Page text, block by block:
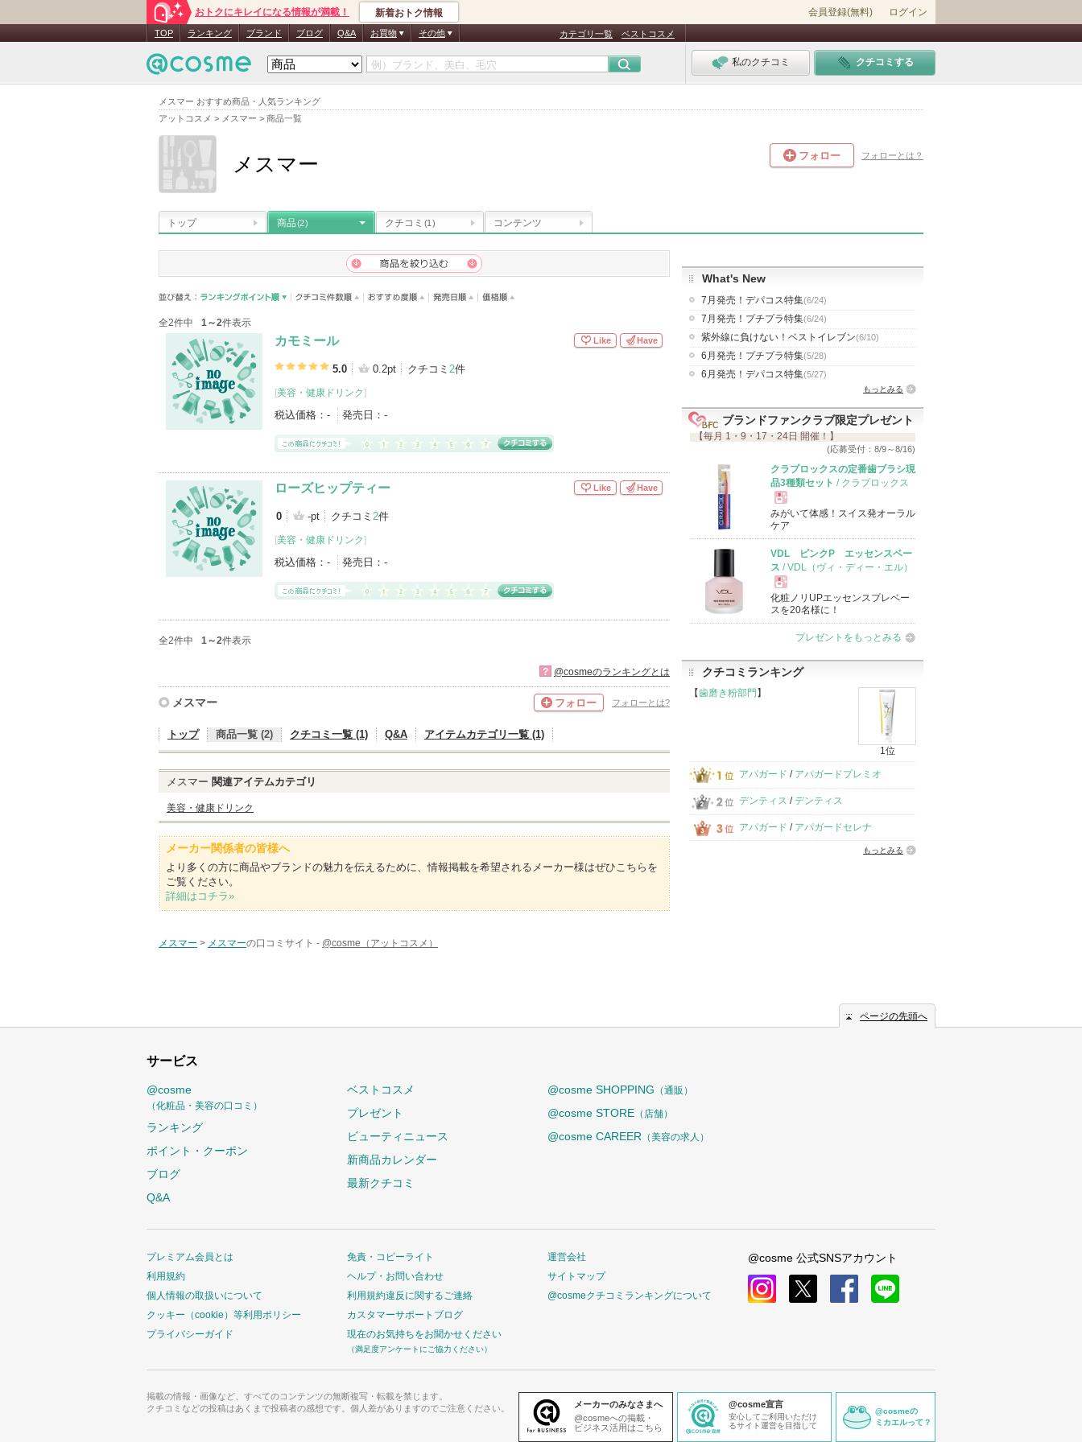
メスマー おすすめ商品・人気ランキング
アットコスメ > メスマー > 商品一覧
おトクにキレイになる情報が満載！ 新着おトク情報 会員登録(無料) ログイン
TOP ランキング ブランド ブログ Q&A お買物 その他 カテゴリ一覧 ベストコスメ
私のクチコミ クチコミする
メスマー フォロー フォローとは？
トップ 商品(2) クチコミ (1) コンテンツ
全2件中 1～2件表示
カモミール
5.0 0.2pt クチコミ 2件
[美容・健康ドリンク]
税込価格： - 発売日： -
Like Have
ローズヒップティー
0 -pt クチコミ 2件
[美容・健康ドリンク]
税込価格： - 発売日： -
Like Have
全2件中 1～2件表示
? @cosmeのランキングとは
メスマー フォロー フォローとは?
トップ 商品一覧 (2) クチコミ一覧 (1) Q&A アイテムカテゴリ一覧 (1)
メスマー 関連アイテムカテゴリ
美容・健康ドリンク
メーカー関係者の皆様へ
より多くの方に商品やブランドの魅力を伝えるために、情報掲載を希望されるメーカー様はぜひこちらを
ご覧ください。
詳細はコチラ»
メスマー > メスマーの口コミサイト - @cosme（アットコスメ）
What's New
7月発売！デパコス特集(6/24)
7月発売！プチプラ特集(6/24)
紫外線に負けない！ベストイレブン(6/10)
6月発売！プチプラ特集(5/28)
6月発売！デパコス特集(5/27)
もっとみる
ブランドファンクラブ限定プレゼント
【毎月 1・9・17・24日 開催！】
(応募受付：8/9～8/16)
クラプロックスの定番歯ブラシ現
品3種類セット / クラプロックス
現
品
みがいて体感！スイス発オーラル
ケア
VDL ピンクP エッセンスベー
ス / VDL（ヴィ・ディー・エル）
現
化粧ノリUPエッセンスプレベー
スを20名様に！
プレゼントをもっとみる
クチコミランキング
【歯磨き粉部門】
1位
アパガード / アパガードプレミオ
デンティス /デンティス
アパガード / アパガードセレナ
もっとみる
ページの先頭へ
サービス
@cosme
（化粧品・美容の口コミ）
ランキング
ポイント・クーポン
ブログ
Q&A
ベストコスメ
プレゼント
ビューティニュース
新商品カレンダー
最新クチコミ
@cosme SHOPPING （通販）
@cosme STORE （店舗）
@cosme CAREER （美容の求人）
プレミアム会員とは
利用規約
個人情報の取扱いについて
クッキー（cookie）等利用ポリシー
プライバシーガイド
免責・コピーライト
ヘルプ・お問い合わせ
利用規約違反に関するご連絡
カスタマーサポートブログ
現在のお気持ちをお聞かせください
（満足度アンケートにご協力ください）
運営会社
サイトマップ
@cosmeクチコミランキングについて
@cosme 公式SNSアカウント
掲載の情報・画像など、すべてのコンテンツの無断複写・転載を禁じます。
クチコミなどの投稿はあくまで投稿者の感想です。個人差がありますのでご注意ください。
メーカーのみなさまへ
@cosmeへの掲載・
ビジネス活用はこちら
@cosme宣言
安心してご利用いただけ
るサイト運営を目指して
@cosmeの
ミカエルって？